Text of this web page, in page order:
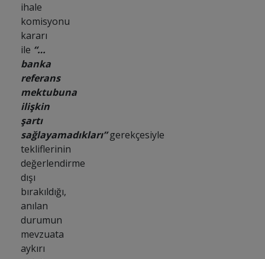
ihale
komisyonu
kararı
ile “…
banka
referans
mektubuna
ilişkin
şartı
sağlayamadıkları” gerekçesiyle
tekliflerinin
değerlendirme
dışı
bırakıldığı,
anılan
durumun
mevzuata
aykırı